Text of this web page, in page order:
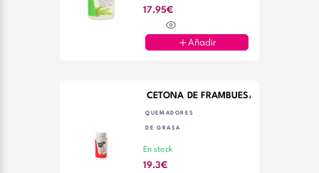
17.95€
Añadir
CETONA DE FRAMBUESA 60
QUEMADORES
DE GRASA
En stock
19.3€